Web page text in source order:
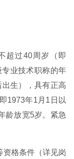
超过40周岁（即
业技术职称的年
生），具有正高
1973年1月1日以
龄放宽5岁。紧急
资格条件（详见岗